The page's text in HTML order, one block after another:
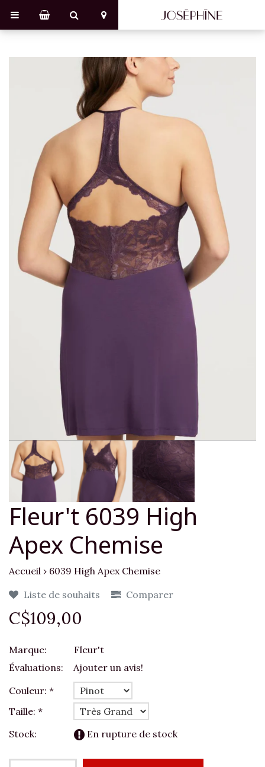
Fleur't 6039 High
Apex Chemise
Accueil › 6039 High Apex Chemise
Liste de souhaits
Comparer
C$109,00
Marque:
Fleur't
Évaluations:
Ajouter un avis!
Couleur: *
Taille: *
Stock:
En rupture de stock